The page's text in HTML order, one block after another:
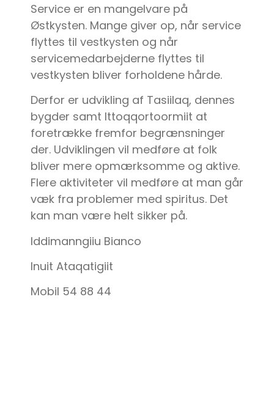
Service er en mangelvare på
Østkysten. Mange giver op, når service
flyttes til vestkysten og når
servicemedarbejderne flyttes til
vestkysten bliver forholdene hårde.
Derfor er udvikling af Tasiilaq, dennes
bygder samt Ittoqqortoormiit at
foretrække fremfor begrænsninger
der. Udviklingen vil medføre at folk
bliver mere opmærksomme og aktive.
Flere aktiviteter vil medføre at man går
væk fra problemer med spiritus. Det
kan man være helt sikker på.
Iddimanngiiu Bianco
Inuit Ataqatigiit
Mobil 54 88 44